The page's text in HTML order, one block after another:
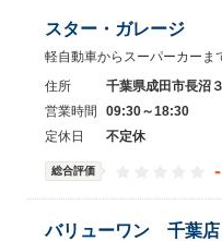
スター・ガレージ
軽自動車からスーパーカーま
住所
千葉県成田市長沼
営業時間
09:30～18:30
定休日
不定休
総合評価 -
バリューワン 千葉店